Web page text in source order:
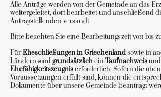
Alle Anträge werden von der Gemeinde an das
weitergeleitet, dort bearbeitet und anschließend
Antragstellenden versandt.
Bitte beachten Sie eine Bearbeitungszeit von bis
FürEheschließungen in Griechenlandsowie in
Ländern sindgrundsätzlicheinTaufnachweis
Ehefähigkeitszeugniserforderlich. Sofern die
Voraussetzungen erfüllt sind, können die
Dokumente über unsere Gemeinde beantragt